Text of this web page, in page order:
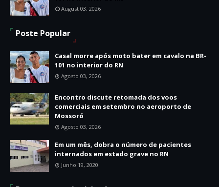
August 03, 2026
Poste Popular
Casal morre após moto bater em cavalo na BR-
101 no interior do RN
Agosto 03, 2026
Encontro discute retomada dos voos
comerciais em setembro no aeroporto de
Mossoró
Agosto 03, 2026
Em um mês, dobra o número de pacientes
internados em estado grave no RN
Junho 19, 2020